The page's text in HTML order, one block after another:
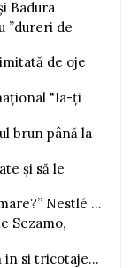
Badura
”dureri de
de oje
"Ia-ți
brun până la
și să le
Nestlé ...
Sezamo,
in si tricotaje...